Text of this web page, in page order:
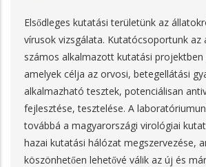
Elsődleges kutatási területünk az
vírusok vizsgálata. Kutatócsoportunk
számos alkalmazott kutatási projektben
amelyek célja az orvosi, betegellátási
alkalmazható tesztek, potenciálisan
fejlesztése, tesztelése. A
továbbá a magyarországi virológiai
hazai kutatási hálózat megszervezése,
köszönhetően lehetővé válik az új és